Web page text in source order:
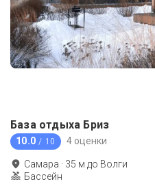
База отдыха Бриз
10.0 / 10 4 оценки
Самара · 35 м до Волги
Бассейн